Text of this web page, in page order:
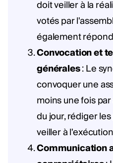
doit veiller à la
votés par
également
Convocation et
générales: Le
convoquer une
moins une fois
du jour, rédiger
veiller à
Communication